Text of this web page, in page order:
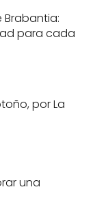
Brabantia:
para cada
por La
una